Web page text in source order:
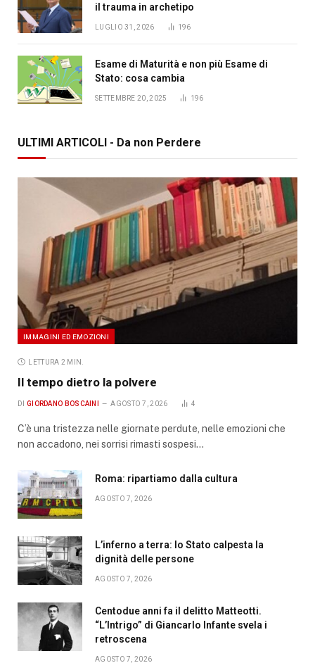
il trauma in archetipo
LUGLIO 31, 2026 196
Esame di Maturità e non più Esame di
Stato: cosa cambia
SETTEMBRE 20, 2025 196
ULTIMI ARTICOLI - Da non Perdere
IMMAGINI ED EMOZIONI
LETTURA 2 MIN.
Il tempo dietro la polvere
DI GIORDANO BOSCAINI AGOSTO 7, 2026 4
C’è una tristezza nelle giornate perdute, nelle emozioni che
non accadono, nei sorrisi rimasti sospesi…
Roma: ripartiamo dalla cultura
AGOSTO 7, 2026
L’inferno a terra: lo Stato calpesta la
dignità delle persone
AGOSTO 7, 2026
Centodue anni fa il delitto Matteotti.
“L’Intrigo” di Giancarlo Infante svela i
retroscena
AGOSTO 7, 2026